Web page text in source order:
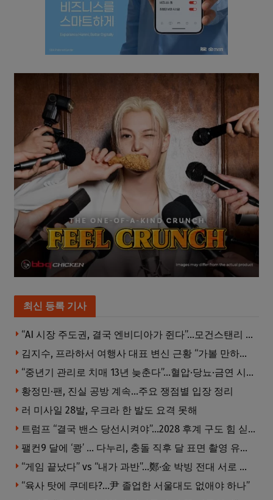
최신 등록 기사
“AI 시장 주도권, 결국 엔비디아가 쥔다”…모건스탠리 장담
김지수, 프라하서 여행사 대표 변신 근황 “가볼 만하니…”
“중년기 관리로 치매 13년 늦춘다”…혈압·당뇨·금연 시기가 골든타임
황정민·팬, 진실 공방 계속…주요 쟁점별 입장 정리
러 미사일 28발, 우크라 한 발도 요격 못해
트럼프 “결국 밴스 당선시켜야”…2028 후계 구도 힘 싣나
팰컨9 달에 ‘쾅’ … 다누리, 충돌 직후 달 표면 촬영 유일 탐사선
“게임 끝났다” vs “내가 과반”…鄭·金 박빙 전대 서로 우위 주장
“육사 탓에 쿠데타?…尹 졸업한 서울대도 없애야 하나”